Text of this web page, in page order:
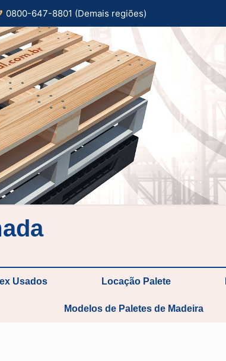
0800-647-8801 (Demais regiões)
Usados Locação Palete
Modelos de Paletes de Madeira